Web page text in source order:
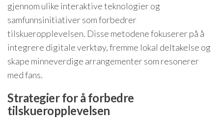
gjennom ulike interaktive teknologier og
samfunnsinitiativer som forbedrer
tilskueropplevelsen. Disse metodene fokuserer på å
integrere digitale verktøy, fremme lokal deltakelse og
skape minneverdige arrangementer som resonerer
med fans.
Strategier for å forbedre
tilskueropplevelsen